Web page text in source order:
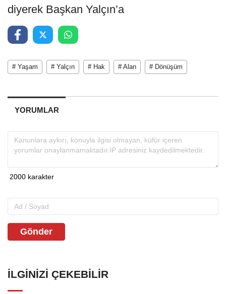
diyerek Başkan Yalçın’a
# Yaşam # Yalçın # Hak # Alan # Dönüşüm
YORUMLAR
Gönder
İLGINIZI ÇEKEBILIR